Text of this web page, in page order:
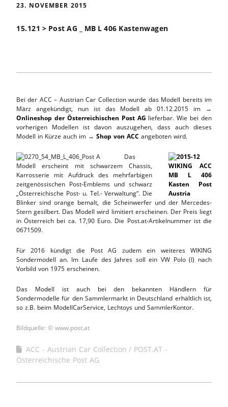
23. NOVEMBER 2015
15.121 > Post AG _ MB L 406 Kastenwagen
Bei der ACC – Austrian Car Collection wurde das Modell bereits im
März angekündigt, nun ist das Modell ab 01.12.2015 im →
Onlineshop der Österreichischen Post AG lieferbar. Wie bei den
vorherigen Modellen ist davon auszugehen, dass auch dieses
Modell in Kürze auch im → Shop von ACC angeboten wird.
Das
Modell erscheint mit schwarzem Chassis,
Karrosserie mit Aufdruck des mehrfarbigen
zeitgenössischen Post-Emblems und schwarz
„Österreichische Post- u. Tel.- Verwaltung“. Die
Blinker sind orange bemalt, die Scheinwerfer und der Mercedes-
Stern gesilbert. Das Modell wird limitiert erscheinen. Der Preis liegt
in Österreich bei ca. 17,90 Euro. Die Post.at-Artikelnummer ist die
0671509.
Für 2016 kündigt die Post AG zudem ein weiteres WIKING
Sondermodell an. Im Laufe des Jahres soll ein VW Polo (I) nach
Vorbild von 1975 erscheinen.
Das Modell ist auch bei den bekannten Händlern für
Sondermodelle für den Sammlermarkt in Deutschland erhältlich ist,
so z.B. beim ModellCarService, Lechtoys und SammlerKontor.
Bildquelle: © www.post.at
ACC - Austrian Car Collection
POST.AT -
Österreichische Post AG